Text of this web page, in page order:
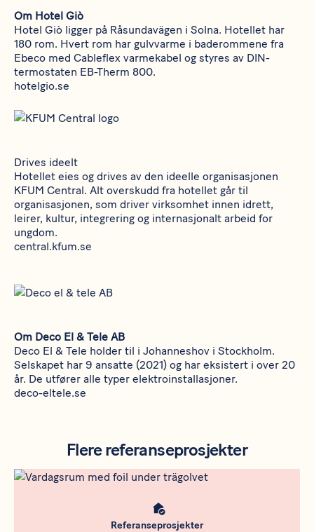
Om Hotel Giò
Hotel Giò ligger på Råsundavägen i Solna. Hotellet har
180 rom. Hvert rom har gulvvarme i baderommene fra
Ebeco med Cableflex varmekabel og styres av DIN-
termostaten EB-Therm 800.
hotelgio.se
Drives ideelt
Hotellet eies og drives av den ideelle organisasjonen
KFUM Central. Alt overskudd fra hotellet går til
organisasjonen, som driver virksomhet innen idrett,
leirer, kultur, integrering og internasjonalt arbeid for
ungdom.
central.kfum.se
Om Deco El & Tele AB
Deco El & Tele holder til i Johanneshov i Stockholm.
Selskapet har 9 ansatte (2021) og har eksistert i over 20
år. De utfører alle typer elektroinstallasjoner.
deco-eltele.se
Flere referanseprosjekter
Rådgivning
Meta bild
Referanseprosjekter